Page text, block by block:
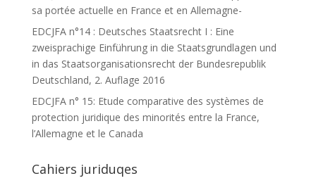
sa portée actuelle en France et en Allemagne-
EDCJFA n°14 : Deutsches Staatsrecht I : Eine
zweisprachige Einführung in die Staatsgrundlagen und
in das Staatsorganisationsrecht der Bundesrepublik
Deutschland, 2. Auflage 2016
EDCJFA n° 15: Etude comparative des systèmes de
protection juridique des minorités entre la France,
l’Allemagne et le Canada
Cahiers juriduqes